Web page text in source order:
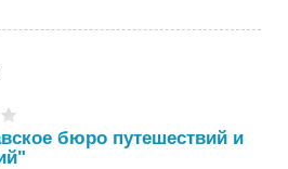
бюро путешествий и